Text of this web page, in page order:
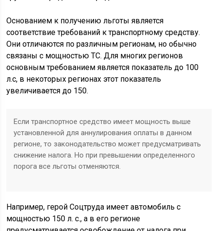
Основанием к получению льготы является
соответствие требований к транспортному средству.
Они отличаются по различным регионам, но обычно
связаны с мощностью ТС. Для многих регионов
основным требованием является показатель до 100
л.с, в некоторых регионах этот показатель
увеличивается до 150.
Если транспортное средство имеет мощность выше
установленной для аннулирования оплаты в данном
регионе, то законодательство может предусматривать
снижение налога. Но при превышении определенного
порога все льготы отменяются.
Например, герой Соцтруда имеет автомобиль с
мощностью 150 л. с., а в его регионе